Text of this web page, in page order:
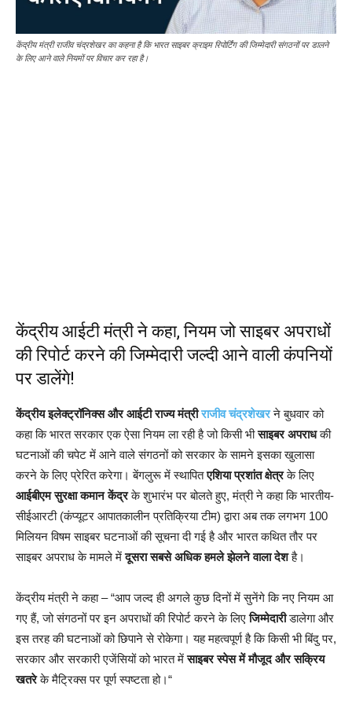
केंद्रीय मंत्री राजीव चंद्रशेखर का कहना है कि भारत साइबर क्राइम रिपोर्टिंग की जिम्मेदारी संगठनों पर डालने
के लिए आने वाले नियमों पर विचार कर रहा है।
केंद्रीय आईटी मंत्री ने कहा, नियम जो साइबर अपराधों
की रिपोर्ट करने की जिम्मेदारी जल्दी आने वाली कंपनियों
पर डालेंगे!
केंद्रीय इलेक्ट्रॉनिक्स और आईटी राज्य मंत्रीराजीव चंद्रशेखरने बुधवार को
कहा कि भारत सरकार एक ऐसा नियम ला रही है जो किसी भीसाइबर अपराधकी
घटनाओं की चपेट में आने वाले संगठनों को सरकार के सामने इसका खुलासा
करने के लिए प्रेरित करेगा। बेंगलुरू में स्थापितएशिया प्रशांत क्षेत्रके लिए
आईबीएम सुरक्षा कमान केंद्रके शुभारंभ पर बोलते हुए, मंत्री ने कहा कि भारतीय-
सीईआरटी (कंप्यूटर आपातकालीन प्रतिक्रिया टीम) द्वारा अब तक लगभग 100
मिलियन विषम साइबर घटनाओं की सूचना दी गई है और भारत कथित तौर पर
साइबर अपराध के मामले मेंदूसरा सबसे अधिक हमले झेलने वाला देशहै।
केंद्रीय मंत्री ने कहा – “आप जल्द ही अगले कुछ दिनों में सुनेंगे कि नए नियम आ
गए हैं, जो संगठनों पर इन अपराधों की रिपोर्ट करने के लिएजिम्मेदारीडालेगा और
इस तरह की घटनाओं को छिपाने से रोकेगा। यह महत्वपूर्ण है कि किसी भी बिंदु पर,
सरकार और सरकारी एजेंसियों को भारत मेंसाइबर स्पेस में मौजूद और सक्रिय
खतरेके मैट्रिक्स पर पूर्ण स्पष्टता हो।“